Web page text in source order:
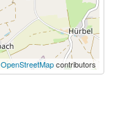
OpenStreetMapcontributors